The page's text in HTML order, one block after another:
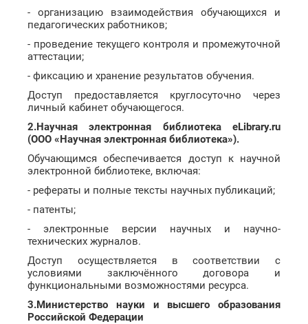
- организацию взаимодействия обучающихся и
педагогических работников;
- проведение текущего контроля и промежуточной
аттестации;
- фиксацию и хранение результатов обучения.
Доступ предоставляется круглосуточно через
личный кабинет обучающегося.
2.Научная электронная библиотека eLibrary.ru
(ООО «Научная электронная библиотека»).
Обучающимся обеспечивается доступ к научной
электронной библиотеке, включая:
- рефераты и полные тексты научных публикаций;
- патенты;
- электронные версии научных и научно-
технических журналов.
Доступ осуществляется в соответствии с
условиями заключённого договора и
функциональными возможностями ресурса.
3.Министерство науки и высшего образования
Российской Федерации